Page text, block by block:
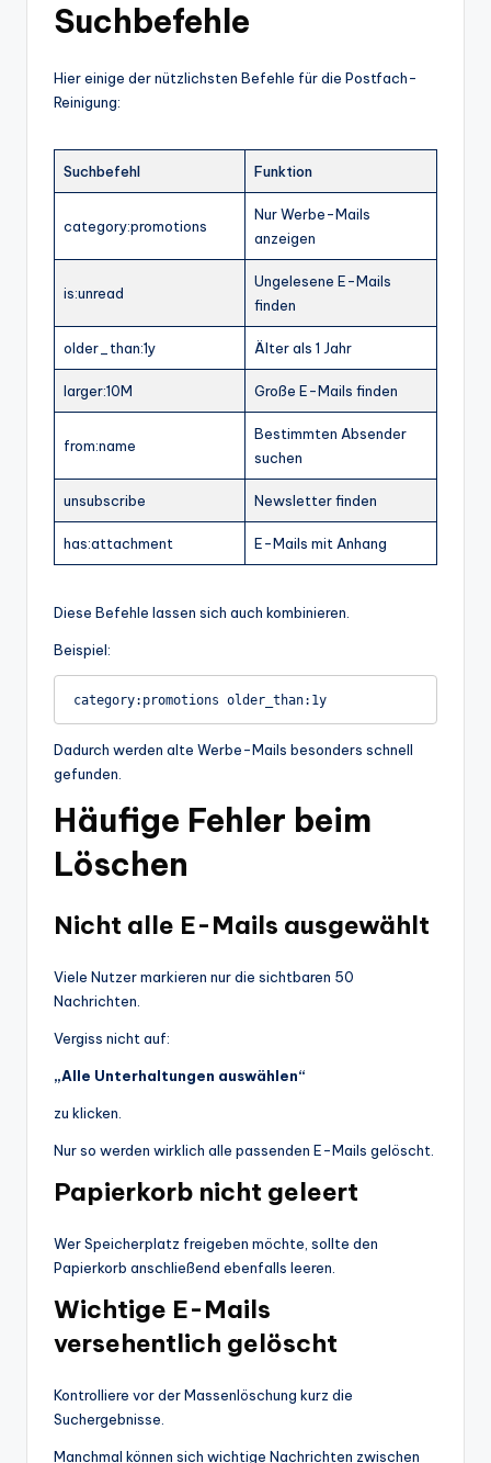
Suchbefehle
Hier einige der nützlichsten Befehle für die Postfach-
Reinigung:
Suchbefehl Funktion
category:promotions
Nur Werbe-Mails
anzeigen
is:unread
Ungelesene E-Mails
finden
older_than:1y Älter als 1 Jahr
larger:10M Große E-Mails finden
from:name
Bestimmten Absender
suchen
unsubscribe Newsletter finden
has:attachment E-Mails mit Anhang
Diese Befehle lassen sich auch kombinieren.
Beispiel:
category:promotions older_than:1y
Dadurch werden alte Werbe-Mails besonders schnell
gefunden.
Häufige Fehler beim
Löschen
Nicht alle E-Mails ausgewählt
Viele Nutzer markieren nur die sichtbaren 50
Nachrichten.
Vergiss nicht auf:
„Alle Unterhaltungen auswählen“
zu klicken.
Nur so werden wirklich alle passenden E-Mails gelöscht.
Papierkorb nicht geleert
Wer Speicherplatz freigeben möchte, sollte den
Papierkorb anschließend ebenfalls leeren.
Wichtige E-Mails
versehentlich gelöscht
Kontrolliere vor der Massenlöschung kurz die
Suchergebnisse.
Manchmal können sich wichtige Nachrichten zwischen